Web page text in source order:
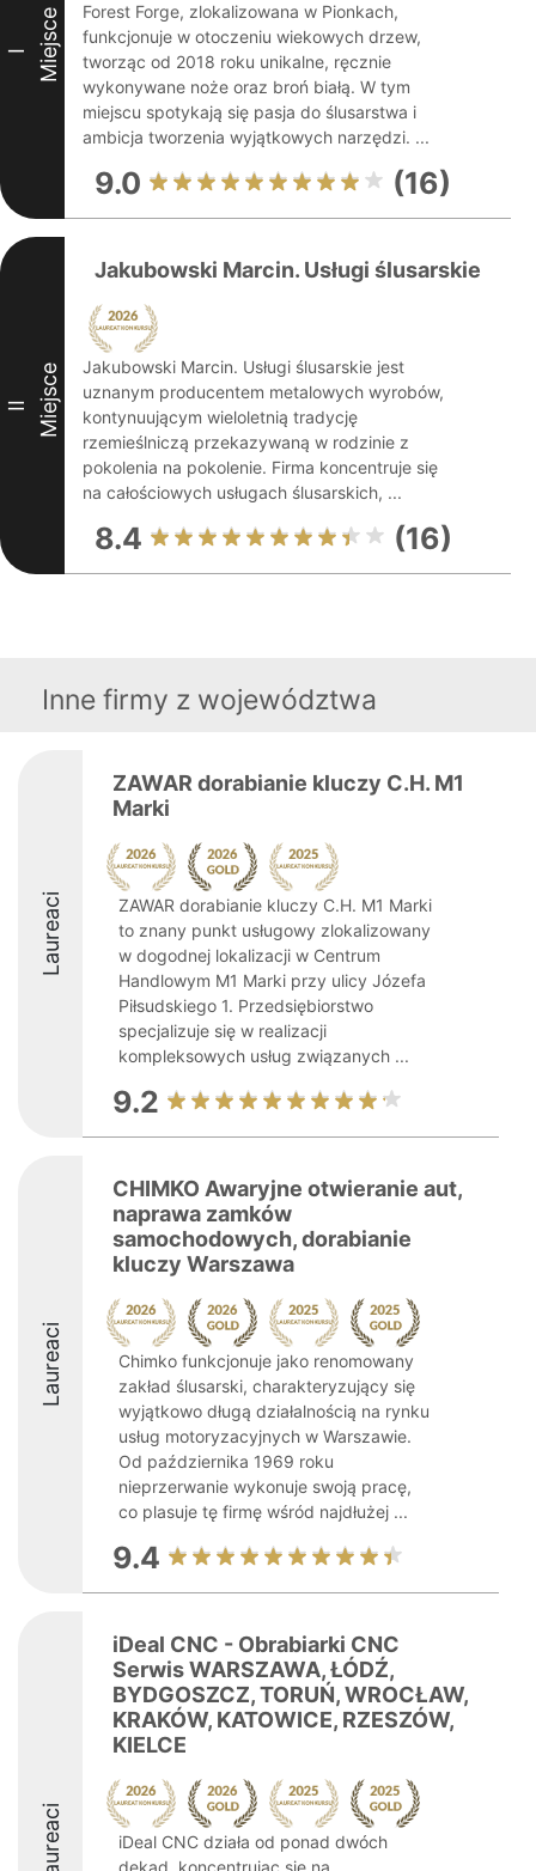
I Miejsce
Forest Forge, zlokalizowana w Pionkach,
funkcjonuje w otoczeniu wiekowych drzew,
tworząc od 2018 roku unikalne, ręcznie
wykonywane noże oraz broń białą. W tym
miejscu spotykają się pasja do ślusarstwa i
ambicja tworzenia wyjątkowych narzędzi. ...
9.0 (16)
II Miejsce
Jakubowski Marcin. Usługi ślusarskie
Jakubowski Marcin. Usługi ślusarskie jest
uznanym producentem metalowych wyrobów,
kontynuującym wieloletnią tradycję
rzemieślniczą przekazywaną w rodzinie z
pokolenia na pokolenie. Firma koncentruje się
na całościowych usługach ślusarskich, ...
8.4 (16)
Inne firmy z województwa
Laureaci
ZAWAR dorabianie kluczy C.H. M1
Marki
ZAWAR dorabianie kluczy C.H. M1 Marki
to znany punkt usługowy zlokalizowany
w dogodnej lokalizacji w Centrum
Handlowym M1 Marki przy ulicy Józefa
Piłsudskiego 1. Przedsiębiorstwo
specjalizuje się w realizacji
kompleksowych usług związanych ...
9.2
Laureaci
CHIMKO Awaryjne otwieranie aut,
naprawa zamków
samochodowych, dorabianie
kluczy Warszawa
Chimko funkcjonuje jako renomowany
zakład ślusarski, charakteryzujący się
wyjątkowo długą działalnością na rynku
usług motoryzacyjnych w Warszawie.
Od października 1969 roku
nieprzerwanie wykonuje swoją pracę,
co plasuje tę firmę wśród najdłużej ...
9.4
Laureaci
iDeal CNC - Obrabiarki CNC
Serwis WARSZAWA, ŁÓDŹ,
BYDGOSZCZ, TORUŃ, WROCŁAW,
KRAKÓW, KATOWICE, RZESZÓW,
KIELCE
iDeal CNC działa od ponad dwóch
dekad, koncentrując się na